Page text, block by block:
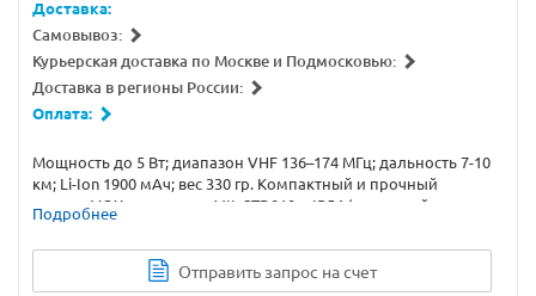
Доставка:
Самовывоз:
Курьерская доставка по Москве и Подмосковью:
Доставка в регионы России:
Оплата:
Мощность до 5 Вт; диапазон VHF 136–174 МГц; дальность 7-10
км; Li-Ion 1900 мАч; вес 330 гр. Компактный и прочный
корпус; VOX; стандарты MIL-STD810 и IP54 (ударостойкость и
пыле- влагозащищенность). Купите рацию iCom IC-F3003 #23
с доставкой или самовывозом.
Подробнее
Отправить запрос на счет